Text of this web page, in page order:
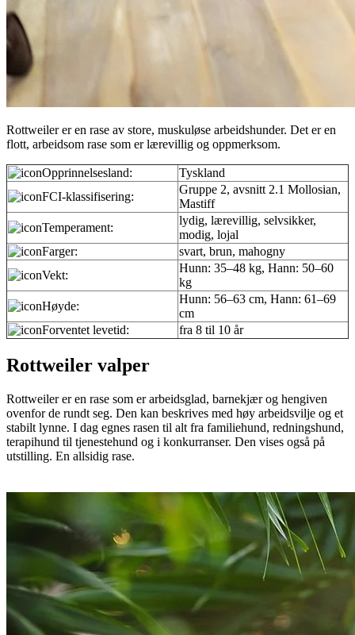
Rottweiler er en rase av store, muskuløse arbeidshunder. Det er en
flott, arbeidsom rase som er lærevillig og oppmerksom.
Opprinnelsesland:
Tyskland
FCI-klassifisering:
Gruppe 2, avsnitt 2.1 Mollosian,
Mastiff
Temperament:
lydig, lærevillig, selvsikker,
modig, lojal
Farger:
svart, brun, mahogny
Vekt:
Hunn: 35–48 kg, Hann: 50–60
kg
Høyde:
Hunn: 56–63 cm, Hann: 61–69
cm
Forventet levetid:
fra 8 til 10 år
Rottweiler valper
Rottweiler er en rase som er arbeidsglad, barnekjær og hengiven
ovenfor de rundt seg. Den kan beskrives med høy arbeidsvilje og et
stabilt lynne. I dag egnes rasen til alt fra familiehund, redningshund,
terapihund til tjenestehund og i konkurranser. Den vises også på
utstilling. En allsidig rase.